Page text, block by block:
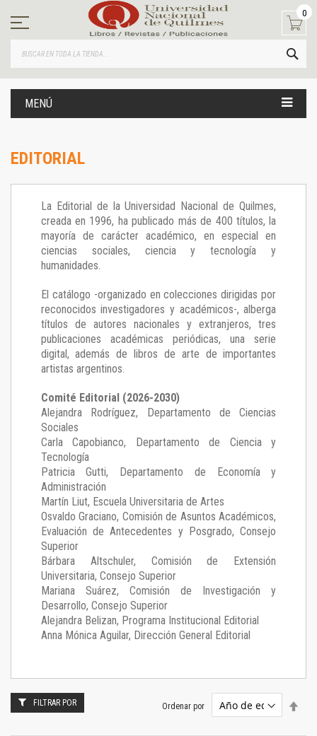
contenido
0
MENÚ
EDITORIAL
La Editorial de la Universidad Nacional de Quilmes,
creada en 1996, ha publicado más de 400 títulos, la
mayoría de carácter académico, en especial en
ciencias sociales, ciencia y tecnología y
humanidades.
El catálogo -organizado en colecciones dirigidas por
reconocidos investigadores y académicos-, alberga
títulos de autores nacionales y extranjeros, tres
publicaciones académicas periódicas, una serie
digital, además de libros de arte de importantes
artistas argentinos.
Comité Editorial (2026-2030)
Alejandra Rodríguez, Departamento de Ciencias
Sociales
Carla Capobianco, Departamento de Ciencia y
Tecnología
Patricia Gutti, Departamento de Economía y
Administración
Martín Liut, Escuela Universitaria de Artes
Osvaldo Graciano, Comisión de Asuntos Académicos,
Evaluación de Antecedentes y Posgrado, Consejo
Superior
Bárbara Altschuler, Comisión de Extensión
Universitaria, Consejo Superior
Mariana Suárez, Comisión de Investigación y
Desarrollo, Consejo Superior
Alejandra Belizan, Programa Institucional Editorial
Anna Mónica Aguilar, Dirección General Editorial
Ordenar por
FILTRAR POR